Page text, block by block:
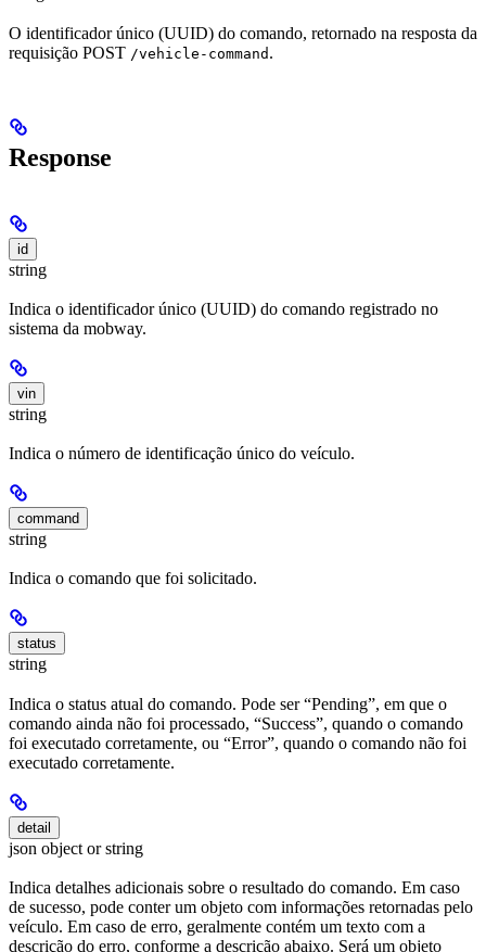
O identificador único (UUID) do comando, retornado na resposta da
requisição POST /vehicle-command .
Response
id
string
Indica o identificador único (UUID) do comando registrado no
sistema da mobway.
vin
string
Indica o número de identificação único do veículo.
command
string
Indica o comando que foi solicitado.
status
string
Indica o status atual do comando. Pode ser “Pending”, em que o
comando ainda não foi processado, “Success”, quando o comando
foi executado corretamente, ou “Error”, quando o comando não foi
executado corretamente.
detail
json object or string
Indica detalhes adicionais sobre o resultado do comando. Em caso
de sucesso, pode conter um objeto com informações retornadas pelo
veículo. Em caso de erro, geralmente contém um texto com a
descrição do erro, conforme a descrição abaixo. Será um objeto